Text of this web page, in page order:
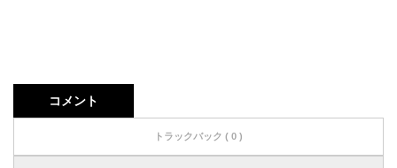
コメント
トラックバック ( 0 )